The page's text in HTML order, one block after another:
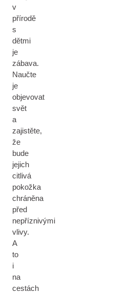
v
přírodě
s
dětmi
je
zábava.
Naučte
je
objevovat
svět
a
zajistěte,
že
bude
jejich
citlivá
pokožka
chráněna
před
nepříznivými
vlivy.
A
to
i
na
cestách